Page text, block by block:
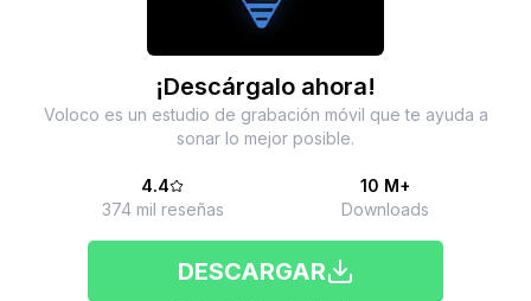
¡Descárgalo ahora!
Voloco es un estudio de grabación móvil que te ayuda a
sonar lo mejor posible.
4.4
374 mil reseñas
10 M+
Downloads
DESCARGAR